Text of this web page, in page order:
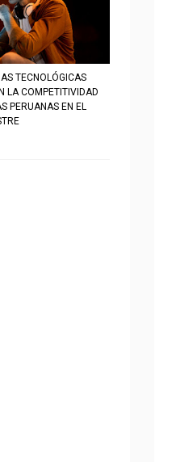
TECNOLÓGICAS
LA COMPETITIVIDAD
PERUANAS EN EL